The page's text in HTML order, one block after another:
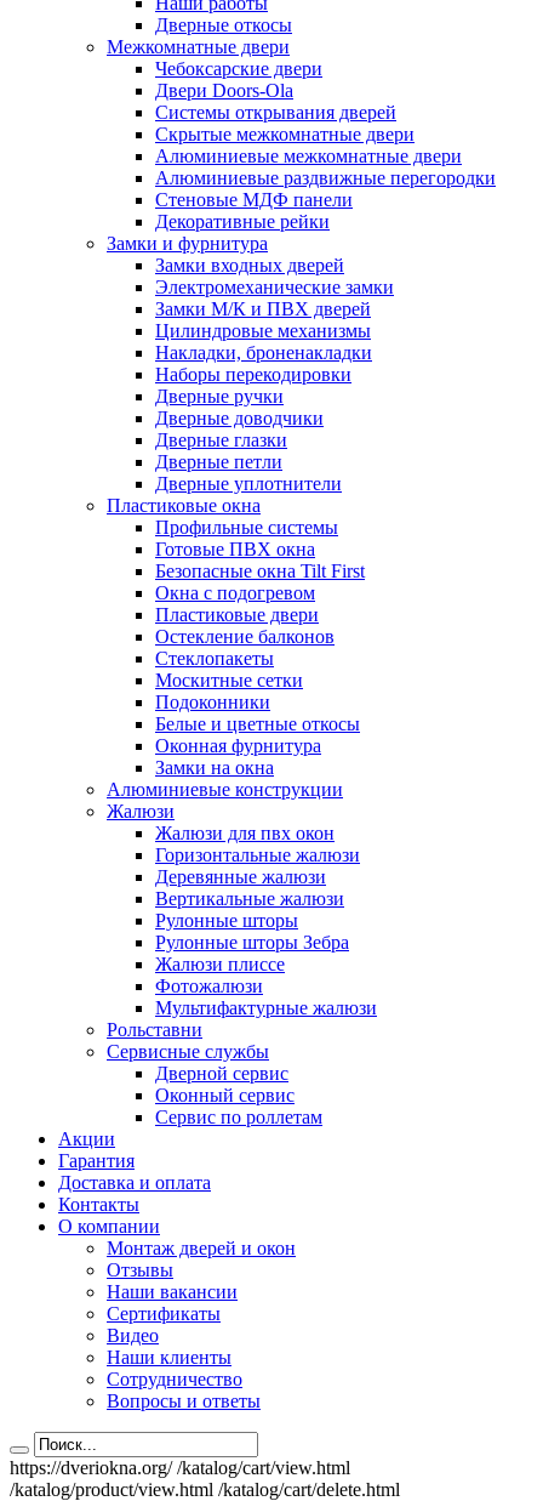
Дверные откосы
Межкомнатные двери
Чебоксарские двери
Двери Doors-Ola
Системы открывания дверей
Скрытые межкомнатные двери
Алюминиевые межкомнатные двери
Алюминиевые раздвижные перегородки
Стеновые МДФ панели
Декоративные рейки
Замки и фурнитура
Замки входных дверей
Электромеханические замки
Замки М/К и ПВХ дверей
Цилиндровые механизмы
Накладки, броненакладки
Наборы перекодировки
Дверные ручки
Дверные доводчики
Дверные глазки
Дверные петли
Дверные уплотнители
Пластиковые окна
Профильные системы
Готовые ПВХ окна
Безопасные окна Tilt First
Окна с подогревом
Пластиковые двери
Остекление балконов
Стеклопакеты
Москитные сетки
Подоконники
Белые и цветные откосы
Оконная фурнитура
Замки на окна
Алюминиевые конструкции
Жалюзи
Жалюзи для пвх окон
Горизонтальные жалюзи
Деревянные жалюзи
Вертикальные жалюзи
Рулонные шторы
Рулонные шторы Зебра
Жалюзи плиссе
Фотожалюзи
Мультифактурные жалюзи
Рольставни
Сервисные службы
Дверной сервис
Оконный сервис
Сервис по роллетам
Акции
Гарантия
Доставка и оплата
Контакты
О компании
Монтаж дверей и окон
Отзывы
Наши вакансии
Сертификаты
Видео
Наши клиенты
Сотрудничество
Вопросы и ответы
https://dveriokna.org/ /katalog/cart/view.html
/katalog/product/view.html /katalog/cart/delete.html